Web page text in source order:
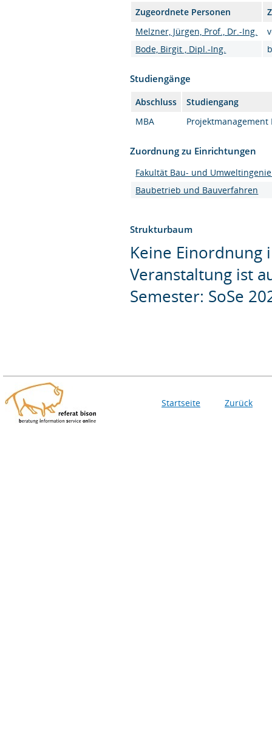
Zugeordnete Personen
Melzner, Jürgen, Prof., Dr.-Ing.
Bode, Birgit , Dipl.-Ing.
Studiengänge
Abschluss
Studiengang
MBA
Projektmanagement
Zuordnung zu Einrichtungen
Fakultät Bau- und
Baubetrieb und Bauverfahren
Strukturbaum
Keine Einordnung
Veranstaltung ist
Semester: SoSe
Startseite Zurück